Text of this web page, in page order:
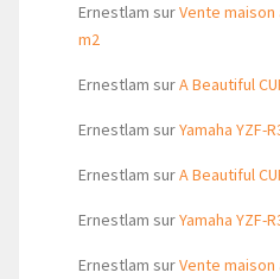
Ernestlam surVente
m2
Ernestlam surA Beautiful
Ernestlam surYamaha YZF-
Ernestlam surA Beautiful
Ernestlam surYamaha YZF-
Ernestlam surVente